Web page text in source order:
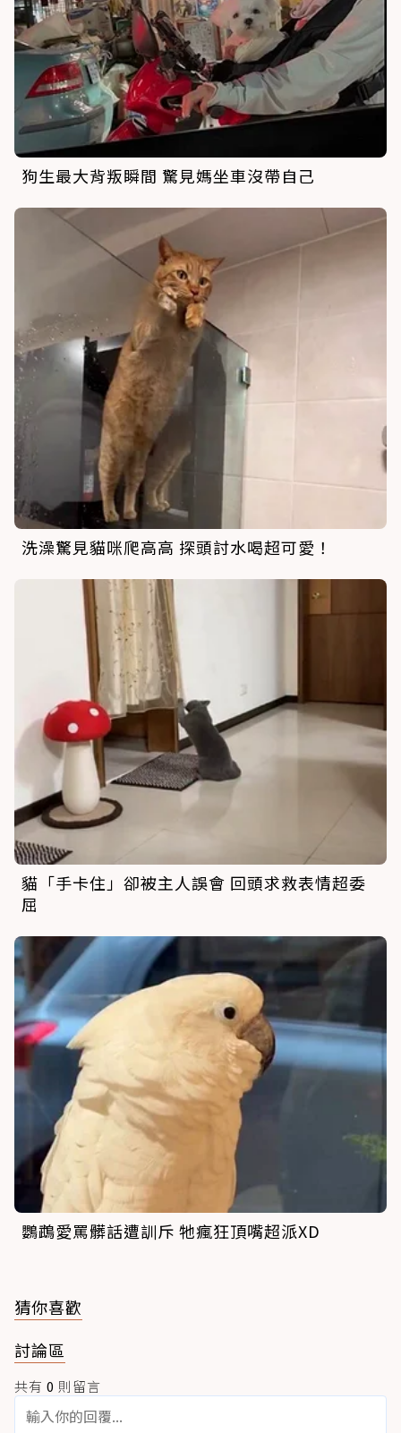
狗生最大背叛瞬間 驚見媽坐車沒帶自己
洗澡驚見貓咪爬高高 探頭討水喝超可愛！
貓「手卡住」卻被主人誤會 回頭求救表情超委
屈
鸚鵡愛罵髒話遭訓斥 牠瘋狂頂嘴超派XD
猜你喜歡
討論區
共有 0 則留言